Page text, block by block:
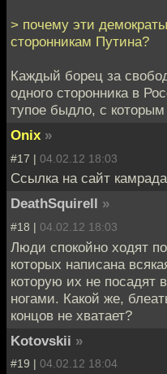
> почему эти
сторонникам Путина?
Каждый борец за
одного сторонника в
тупое быдло, с
Onix »
#17 | 04.02.12 18:03
Ссылка на сайт
DeathSquirell »
#18 | 04.02.12 18:03
Люди спокойно ходят
которых написана
которую их не посадят
ногами. Какой же,
концов не хватает?
Kotovskii »
#19 | 04.02.12 18:04